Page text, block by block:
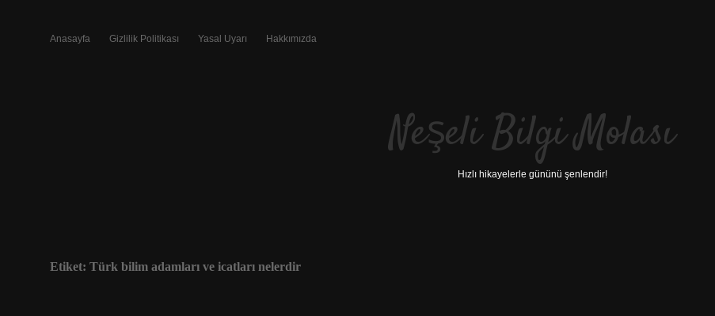
Anasayfa Gizlilik Politikası Yasal Uyarı Hakkımızda
Neşeli Bilgi Molası
Hızlı hikayelerle gününü şenlendir!
Etiket: Türk bilim adamları ve icatları nelerdir